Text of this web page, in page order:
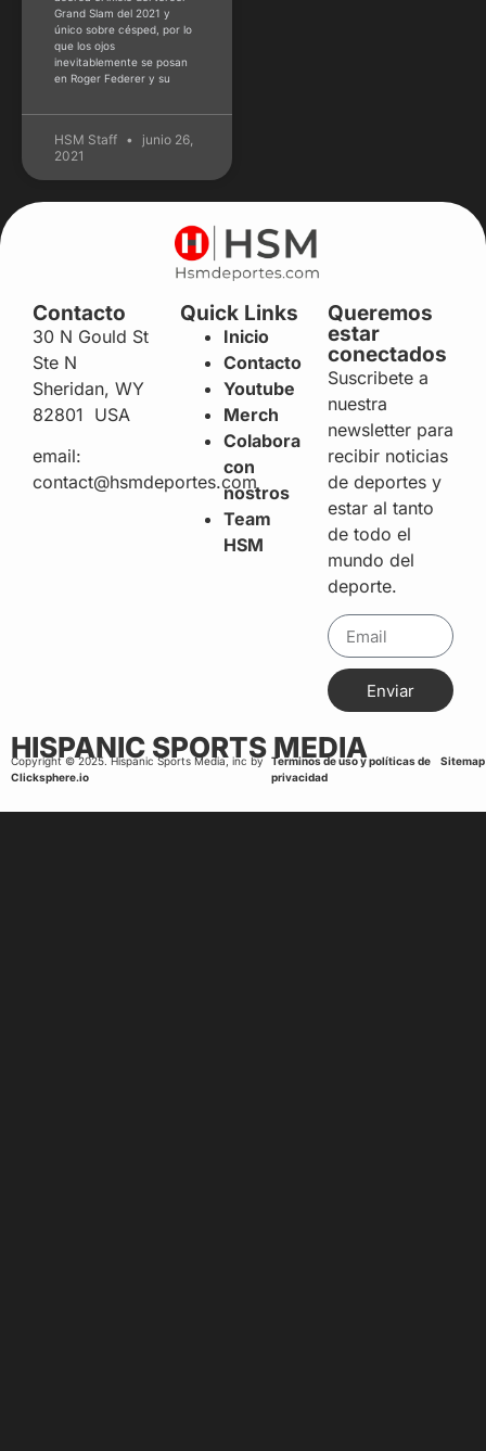
Grand Slam del 2021 y
único sobre césped, por lo
que los ojos
inevitablemente se posan
en Roger Federer y su
HSM Staff
junio 26,
2021
Contacto
30 N Gould St
Ste N
Sheridan, WY
82801 USA
email:
contact@hsmdeportes.com
Quick Links
Inicio
Contacto
Youtube
Merch
Colabora
con
nostros
Team
HSM
Queremos
estar
conectados
Suscribete a
nuestra
newsletter para
recibir noticias
de deportes y
estar al tanto
de todo el
mundo del
deporte.
Enviar
HISPANIC SPORTS MEDIA
Copyright © 2025. Hispanic Sports Media, inc by
Clicksphere.io
Terminos de uso y políticas de
privacidad
Sitemap